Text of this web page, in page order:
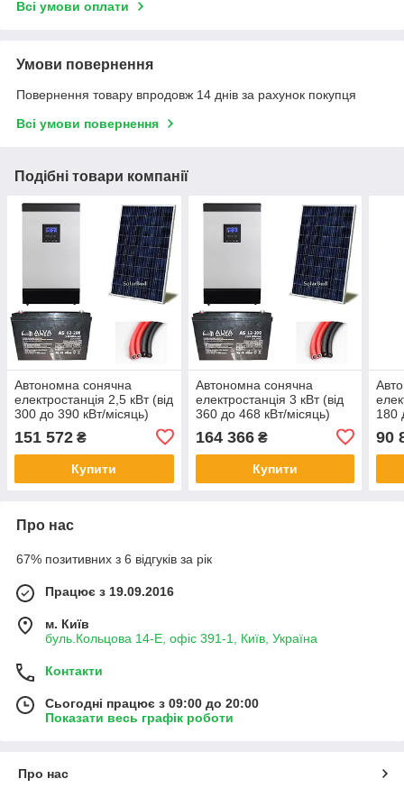
Всі умови оплати
Умови повернення
Повернення товару впродовж 14 днів за рахунок покупця
Всі умови повернення
Подібні товари компанії
Автономна сонячна
електростанція 2,5 кВт (від
300 до 390 кВт/місяць)
151 572 ₴
Купити
Автономна сонячна
електростанція 3 кВт (від
360 до 468 кВт/місяць)
164 366₴
Купити
180
90
Про нас
67% позитивних з 6 відгуків за рік
Працює з 19.09.2016
м. Київ
буль.Кольцова 14-Е, офіс 391-1, Київ, Україна
Контакти
Сьогодні працює з 09:00 до 20:00
Показати весь графік роботи
Про нас